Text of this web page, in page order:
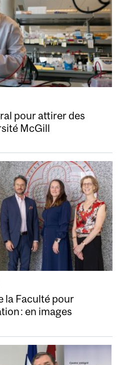
pour attirer des
McGill
la Faculté pour
: en images